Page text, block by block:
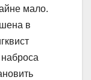
мало.
в